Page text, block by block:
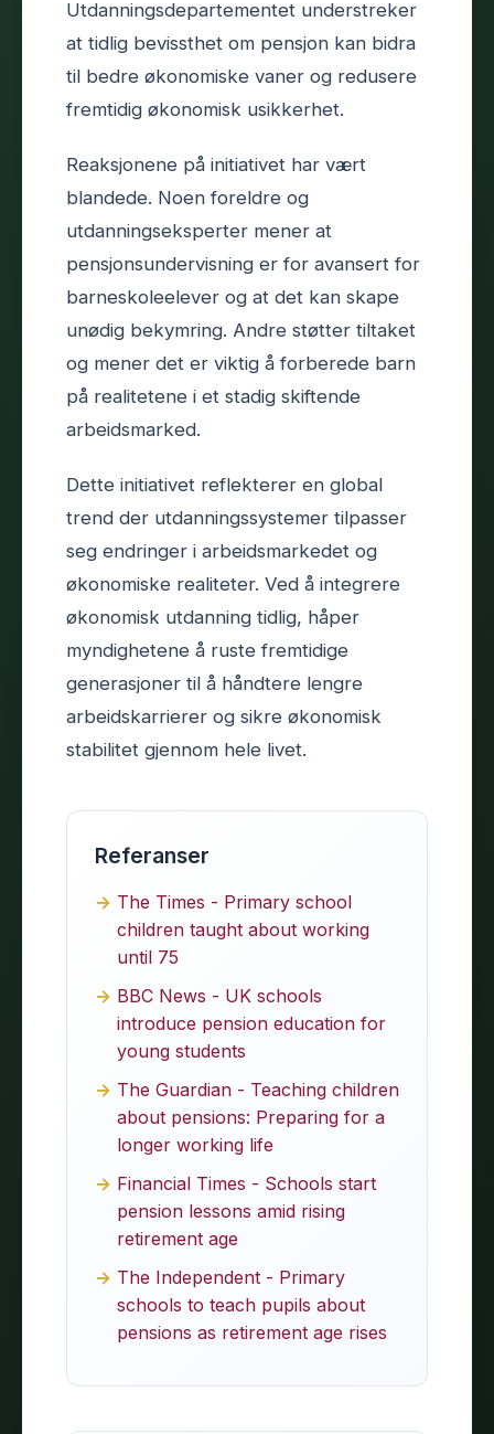
Utdanningsdepartementet understreker
at tidlig bevissthet om pensjon kan bidra
til bedre økonomiske vaner og redusere
fremtidig økonomisk usikkerhet.
Reaksjonene på initiativet har vært
blandede. Noen foreldre og
utdanningseksperter mener at
pensjonsundervisning er for avansert for
barneskoleelever og at det kan skape
unødig bekymring. Andre støtter tiltaket
og mener det er viktig å forberede barn
på realitetene i et stadig skiftende
arbeidsmarked.
Dette initiativet reflekterer en global
trend der utdanningssystemer tilpasser
seg endringer i arbeidsmarkedet og
økonomiske realiteter. Ved å integrere
økonomisk utdanning tidlig, håper
myndighetene å ruste fremtidige
generasjoner til å håndtere lengre
arbeidskarrierer og sikre økonomisk
stabilitet gjennom hele livet.
Referanser
The Times - Primary school
children taught about working
until 75
BBC News - UK schools
introduce pension education for
young students
The Guardian - Teaching children
about pensions: Preparing for a
longer working life
Financial Times - Schools start
pension lessons amid rising
retirement age
The Independent - Primary
schools to teach pupils about
pensions as retirement age rises